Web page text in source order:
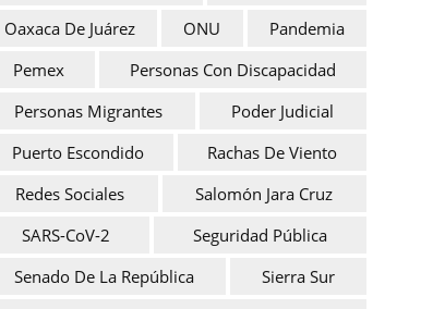
Oaxaca De Juárez
ONU
Pandemia
Pemex
Personas Con Discapacidad
Personas Migrantes
Poder Judicial
Puerto Escondido
Rachas De Viento
Redes Sociales
Salomón Jara Cruz
SARS-CoV-2
Seguridad Pública
Senado De La República
Sierra Sur